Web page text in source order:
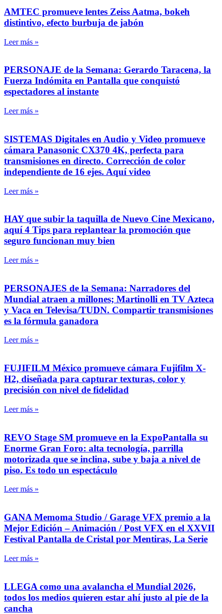
AMTEC promueve lentes Zeiss Aatma, bokeh
distintivo, efecto burbuja de jabón
Leer más »
PERSONAJE de la Semana: Gerardo Taracena, la
Fuerza Indómita en Pantalla que conquistó
espectadores al instante
Leer más »
SISTEMAS Digitales en Audio y Video promueve
cámara Panasonic CX370 4K, perfecta para
transmisiones en directo. Corrección de color
independiente de 16 ejes. Aquí video
Leer más »
HAY que subir la taquilla de Nuevo Cine Mexicano,
aquí 4 Tips para replantear la promoción que
seguro funcionan muy bien
Leer más »
PERSONAJES de la Semana: Narradores del
Mundial atraen a millones; Martinolli en TV Azteca
y Vaca en Televisa/TUDN. Compartir transmisiones
es la fórmula ganadora
Leer más »
FUJIFILM México promueve cámara Fujifilm X-
H2, diseñada para capturar texturas, color y
precisión con nivel de fidelidad
Leer más »
REVO Stage SM promueve en la ExpoPantalla su
Enorme Gran Foro: alta tecnología, parrilla
motorizada que se inclina, sube y baja a nivel de
piso. Es todo un espectáculo
Leer más »
GANA Memoma Studio / Garage VFX premio a la
Mejor Edición – Animación / Post VFX en el XXVII
Festival Pantalla de Cristal por Mentiras, La Serie
Leer más »
LLEGA como una avalancha el Mundial 2026,
todos los medios quieren estar ahí justo al pie de la
cancha